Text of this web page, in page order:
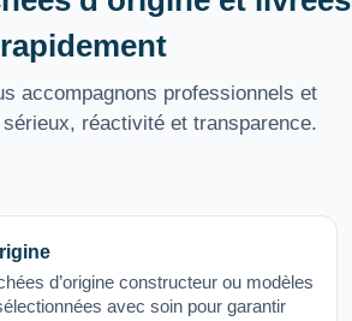
rapidement
accompagnons professionnels et
réactivité et transparence.
d’origine constructeur ou modèles
avec soin pour garantir